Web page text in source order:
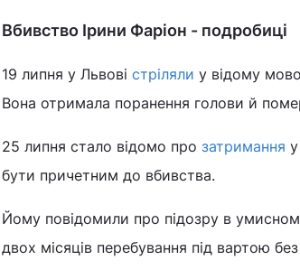
Вбивство Ірини Фаріон - подробиці
19 липня у Львові стріляли у відому
Вона отримала поранення голови й
25 липня стало відомо про затримання
бути причетним до вбивства.
Йому повідомили про підозру в
двох місяців перебування під вартою